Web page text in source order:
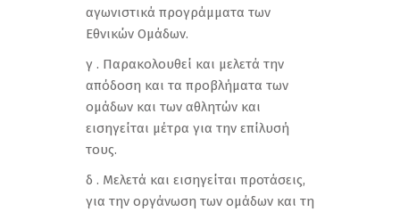
αγωνιστικά προγράμματα των
Εθνικών Ομάδων.
γ . Παρακολουθεί και μελετά την
απόδοση και τα προβλήματα των
ομάδων και των αθλητών και
εισηγείται μέτρα για την επίλυσή
τους.
δ . Μελετά και εισηγείται προτάσεις,
για την οργάνωση των ομάδων και τη